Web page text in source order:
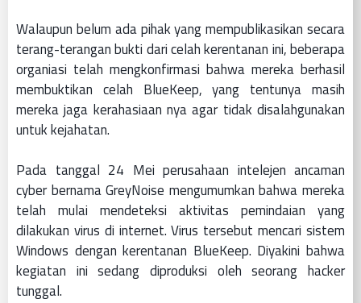
Walaupun belum ada pihak yang mempublikasikan secara
terang-terangan bukti dari celah kerentanan ini, beberapa
organiasi telah mengkonfirmasi bahwa mereka berhasil
membuktikan celah BlueKeep, yang tentunya masih
mereka jaga kerahasiaan nya agar tidak disalahgunakan
untuk kejahatan.
Pada tanggal 24 Mei perusahaan intelejen ancaman
cyber bernama GreyNoise mengumumkan bahwa mereka
telah mulai mendeteksi aktivitas pemindaian yang
dilakukan virus di internet. Virus tersebut mencari sistem
Windows dengan kerentanan BlueKeep. Diyakini bahwa
kegiatan ini sedang diproduksi oleh seorang hacker
tunggal.